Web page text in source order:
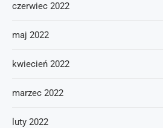
czerwiec 2022
maj 2022
kwiecień 2022
marzec 2022
luty 2022